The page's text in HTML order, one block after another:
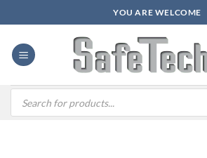
Inhalt
springen
YOU ARE WELCOME
Products
search